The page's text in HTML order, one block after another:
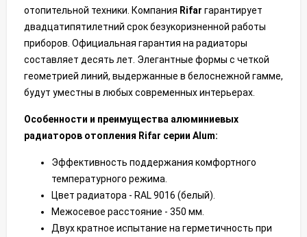
отопительной техники. Компания Rifar гарантирует
двадцатипятилетний срок безукоризненной работы
приборов. Официальная гарантия на радиаторы
составляет десять лет. Элегантные формы с четкой
геометрией линий, выдержанные в белоснежной гамме,
будут уместны в любых современных интерьерах.
Особенности и преимущества алюминиевых
радиаторов отопления Rifar серии Alum:
Эффективность поддержания комфортного
температурного режима.
Цвет радиатора - RAL 9016 (белый).
Межосевое расстояние - 350 мм.
Двух кратное испытание на герметичность при